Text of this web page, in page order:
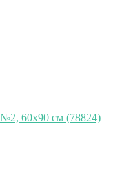
60х90 см (78824)